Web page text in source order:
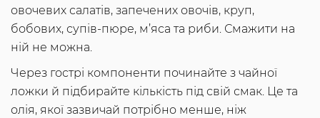
овочевих салатів, запечених овочів, круп,
бобових, супів-пюре, м’яса та риби. Смажити на
ній не можна.
Через гострі компоненти починайте з чайної
ложки й підбирайте кількість під свій смак. Це та
олія, якої зазвичай потрібно менше, ніж